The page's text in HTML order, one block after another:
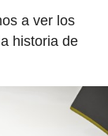
a ver los
historia de